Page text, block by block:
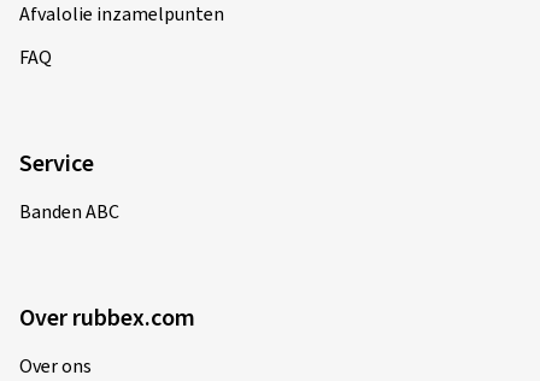
Afvalolie inzamelpunten
FAQ
Service
Banden ABC
Over rubbex.com
Over ons